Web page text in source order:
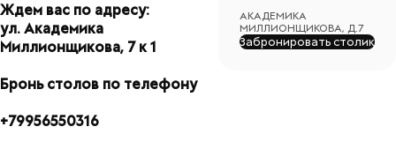
Ждем вас по адресу:
ул. Академика
Миллионщикова, 7 к 1
Бронь столов по телефону
+79956550316
АКАДЕМИКА
МИЛЛИОНЩИКОВА, Д.7
Забронировать столик